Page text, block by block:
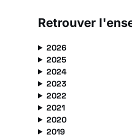
Retrouver
2026
2025
2024
2023
2022
2021
2020
2019